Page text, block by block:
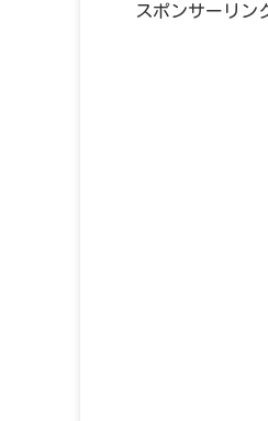
スポンサーリン